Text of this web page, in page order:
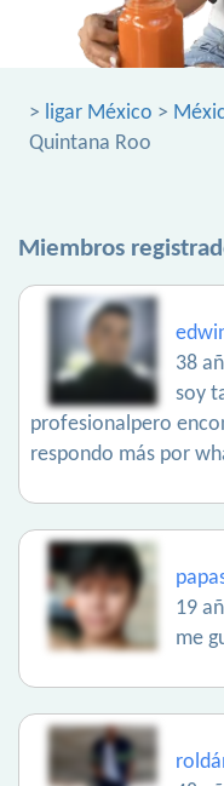
> ligar México >
Quintana Roo
Miembros
38
soy
profesionalpero
respondo más por
19
me